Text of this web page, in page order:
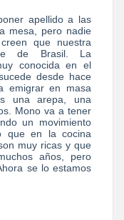
apellido a las
mesa, pero nadie
que nuestra
de Brasil. La
conocida en el
desde hace
emigrar en masa
una arepa, una
Mono va a tener
un movimiento
que en la cocina
muy ricas y que
años, pero
se lo estamos